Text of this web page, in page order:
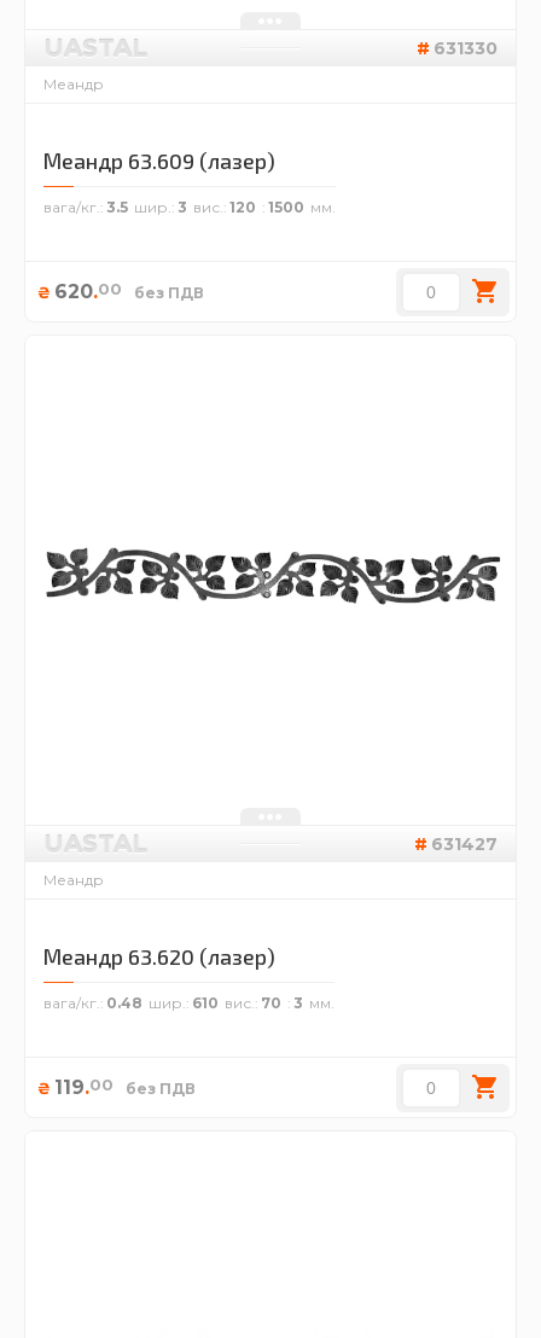
UASTAL 631330
Меандр
Меандр 63.609 (лазер)
вага/кг. 3.5 шир. 3 вис. 120 1500
₴ 620.00 без ПДВ
UASTAL 631427
Меандр
Меандр 63.620 (лазер)
вага/кг. 0.48 шир. 610 вис. 70 3
₴ 119.00 без ПДВ